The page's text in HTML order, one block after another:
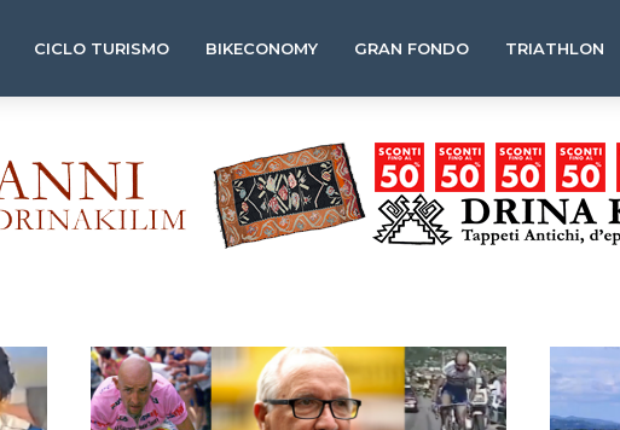
CICLO TURISMO BIKECONOMY GRAN FONDO TRIATHLON